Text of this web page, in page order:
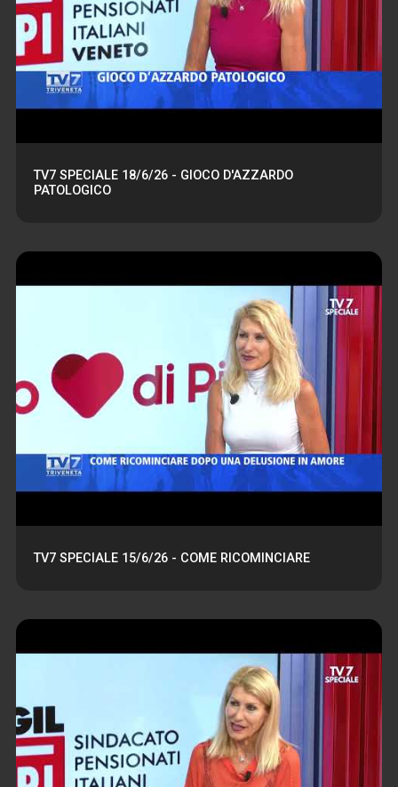
TV7 SPECIALE 18/6/26 - GIOCO D'AZZARDO
PATOLOGICO
TV7 SPECIALE 15/6/26 - COME RICOMINCIARE